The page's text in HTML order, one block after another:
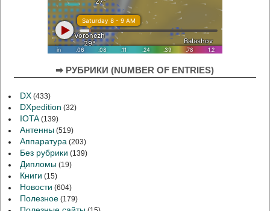
➡ РУБРИКИ (NUMBER OF ENTRIES)
DX (433)
DXpedition (32)
IOTA(139)
Антенны (519)
Аппаратура (203)
Без рубрики (139)
Дипломы (19)
Книги (15)
Новости (604)
Полезное (179)